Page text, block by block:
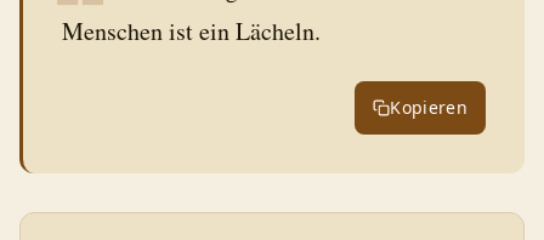
Menschen ist ein Lächeln.
Kopieren